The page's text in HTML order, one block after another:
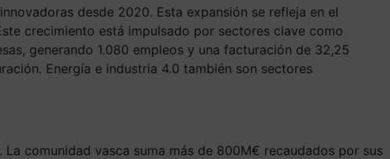
desde 2020. Esta expansión se refleja en el
crecimiento está impulsado por sectores clave como
generando 1.080 empleos y una facturación de 32,25
Energía e industria 4.0 también son sectores
comunidad vasca suma más de 800M€ recaudados por sus